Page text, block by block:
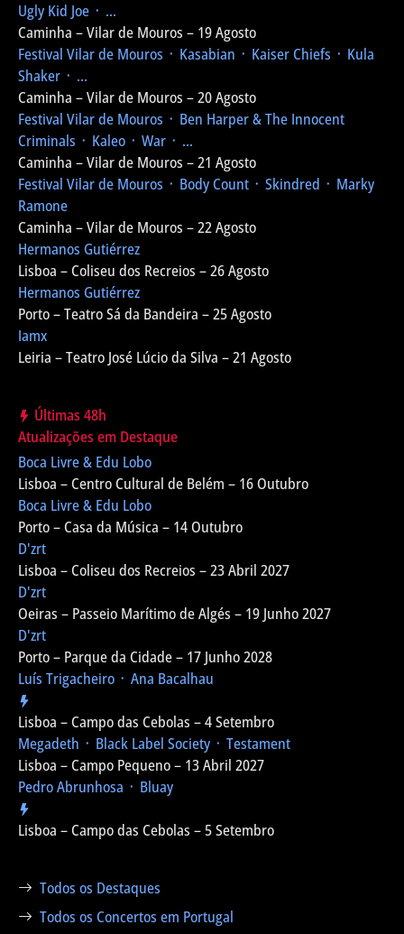
Ugly Kid Joe ᛫ ...
Caminha – Vilar de Mouros – 19 Agosto
Festival Vilar de Mouros ᛫ Kasabian ᛫ Kaiser Chiefs ᛫ Kula
Shaker ᛫ ...
Caminha – Vilar de Mouros – 20 Agosto
Festival Vilar de Mouros ᛫ Ben Harper & The Innocent
Criminals ᛫ Kaleo ᛫ War ᛫ ...
Caminha – Vilar de Mouros – 21 Agosto
Festival Vilar de Mouros ᛫ Body Count ᛫ Skindred ᛫ Marky
Ramone
Caminha – Vilar de Mouros – 22 Agosto
Hermanos Gutiérrez
Lisboa – Coliseu dos Recreios – 26 Agosto
Hermanos Gutiérrez
Porto – Teatro Sá da Bandeira – 25 Agosto
Iamx
Leiria – Teatro José Lúcio da Silva – 21 Agosto
Últimas 48h
Atualizações em Destaque
Boca Livre & Edu Lobo
Lisboa – Centro Cultural de Belém – 16 Outubro
Boca Livre & Edu Lobo
Porto – Casa da Música – 14 Outubro
D'zrt
Lisboa – Coliseu dos Recreios – 23 Abril 2027
D'zrt
Oeiras – Passeio Marítimo de Algés – 19 Junho 2027
D'zrt
Porto – Parque da Cidade – 17 Junho 2028
Luís Trigacheiro ᛫ Ana Bacalhau
Lisboa – Campo das Cebolas – 4 Setembro
Megadeth ᛫ Black Label Society ᛫ Testament
Lisboa – Campo Pequeno – 13 Abril 2027
Pedro Abrunhosa ᛫ Bluay
Lisboa – Campo das Cebolas – 5 Setembro
Todos os Destaques
Todos os Concertos em Portugal